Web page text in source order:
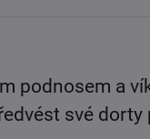
podnosem a
své dorty